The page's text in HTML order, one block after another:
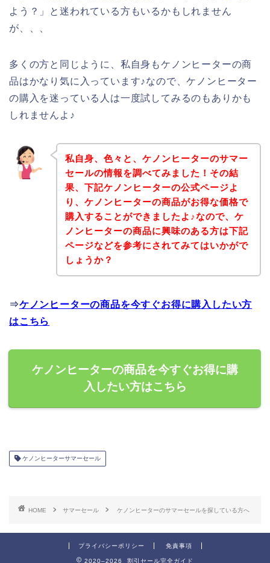
よう？」と迷われている方もいるかもしれません
が、、、
多くの方と同じように、私自身もケノンヒーターの商
品はかなり気に入っています♪なので、ケノンヒーター
の購入を迷っている人は一度試してみるのもありかも
しれませんよ♪
私自身、色々と、ケノンヒーターのサマー
セールの情報を調べてみました！その結
果、下記ケノンヒーターの公式ページよ
り、ケノンヒーターの商品がお得な価格で
購入することができましたよ♪なので、ケ
ノンヒーターの商品に興味のある方は下記
ページなどを参考にされてみてはいかがで
しょうか？
⇒ケノンヒーターの商品を今すぐお得に購入したい方
はこちら
ケノンヒーターの商品を今すぐお得に購
入したい方はこちら
ケノンヒーターサマーセール
HOME サマーセール ケノンヒーターのサマーセールを探している方へ
プライバシーポリシー 免責事項
2020–2026 割引セール完全ガイド